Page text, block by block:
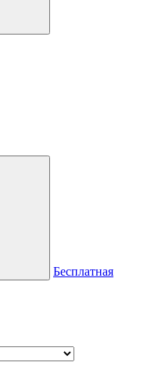
Бесплатная